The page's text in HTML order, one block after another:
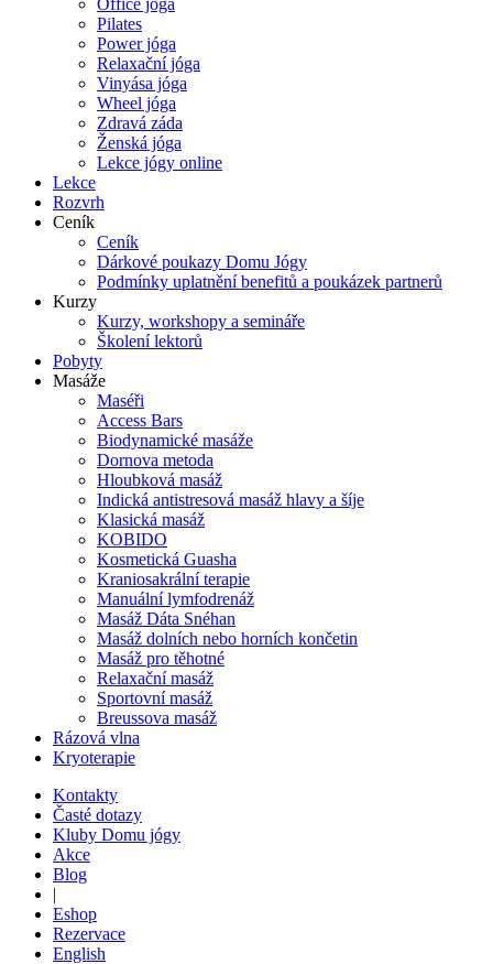
Office jóga
Pilates
Power jóga
Relaxační jóga
Vinyása jóga
Wheel jóga
Zdravá záda
Ženská jóga
Lekce jógy online
Lekce
Rozvrh
Ceník
Ceník
Dárkové poukazy Domu Jógy
Podmínky uplatnění benefitů a poukázek partnerů
Kurzy
Kurzy, workshopy a semináře
Školení lektorů
Pobyty
Masáže
Maséři
Access Bars
Biodynamické masáže
Dornova metoda
Hloubková masáž
Indická antistresová masáž hlavy a šíje
Klasická masáž
KOBIDO
Kosmetická Guasha
Kraniosakrální terapie
Manuální lymfodrenáž
Masáž Dáta Snéhan
Masáž dolních nebo horních končetin
Masáž pro těhotné
Relaxační masáž
Sportovní masáž
Breussova masáž
Rázová vlna
Kryoterapie
Kontakty
Časté dotazy
Kluby Domu jógy
Akce
Blog
|
Eshop
Rezervace
English